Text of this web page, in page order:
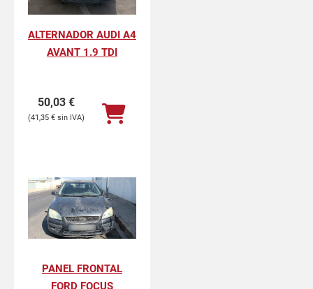
ALTERNADOR AUDI A4
AVANT 1.9 TDI
50,03 €
41,35 €
PANEL FRONTAL
FORD FOCUS